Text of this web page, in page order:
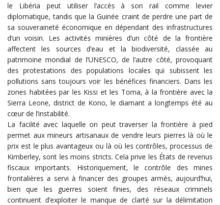
le Libéria peut utiliser l’accès à son rail comme levier
diplomatique, tandis que la Guinée craint de perdre une part de
sa souveraineté économique en dépendant des infrastructures
d’un voisin. Les activités minières d’un côté de la frontière
affectent les sources d’eau et la biodiversité, classée au
patrimoine mondial de l’UNESCO, de l’autre côté, provoquant
des protestations des populations locales qui subissent les
pollutions sans toujours voir les bénéfices financiers. Dans les
zones habitées par les Kissi et les Toma, à la frontière avec la
Sierra Leone, district de Kono, le diamant a longtemps été au
cœur de l’instabilité.
La facilité avec laquelle on peut traverser la frontière à pied
permet aux mineurs artisanaux de vendre leurs pierres là où le
prix est le plus avantageux ou là où les contrôles, processus de
Kimberley, sont les moins stricts. Cela prive les États de revenus
fiscaux importants. Historiquement, le contrôle des mines
frontalières a servi à financer des groupes armés, aujourd’hui,
bien que les guerres soient finies, des réseaux criminels
continuent d’exploiter le manque de clarté sur la délimitation